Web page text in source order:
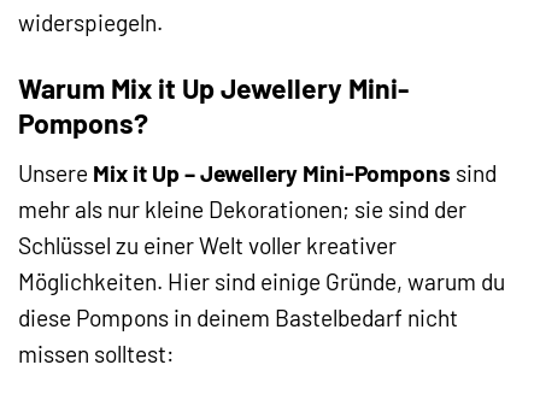
widerspiegeln.
Warum Mix it Up Jewellery Mini-
Pompons?
Unsere Mix it Up – Jewellery Mini-Pompons sind
mehr als nur kleine Dekorationen; sie sind der
Schlüssel zu einer Welt voller kreativer
Möglichkeiten. Hier sind einige Gründe, warum du
diese Pompons in deinem Bastelbedarf nicht
missen solltest: